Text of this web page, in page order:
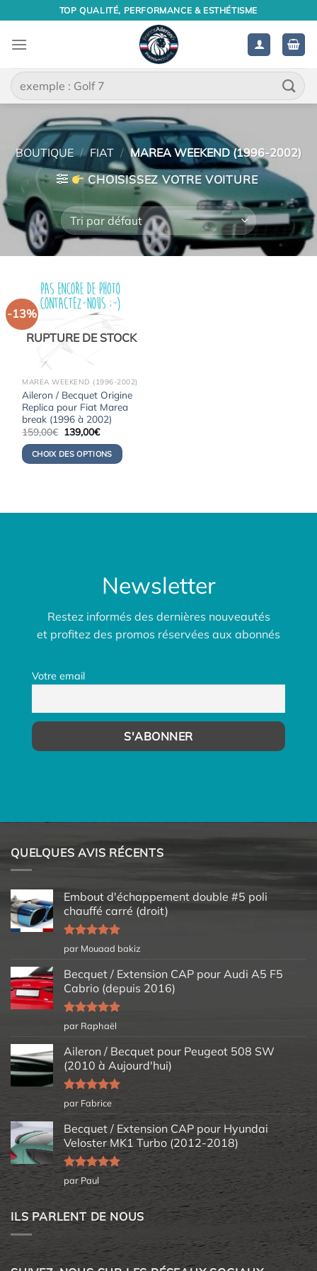
contenu
TOP QUALITÉ, PERFORMANCE & ESTHÉTISME
Recherche
pour :
BOUTIQUE / FIAT / MAREA WEEKEND (1996-2002)
CHOISISSEZ VOTRE VOITURE
-13%
RUPTURE DE STOCK
MAREA WEEKEND (1996-2002)
Aileron / Becquet Origine
Replica pour Fiat Marea
break (1996 à 2002)
159,00€ Le
initial
était :
159,00€.
139,00€Le
actuel
est :
139,00€.
CHOIX DES OPTIONS
Newsletter
Restez informés des dernières nouveautés
et profitez des promos réservées aux abonnés
Votre email
QUELQUES AVIS RÉCENTS
Embout d'échappement double #5 poli
chauffé carré (droit)
Note5sur
5
par Mouaad bakiz
Becquet / Extension CAP pour Audi A5 F5
Cabrio (depuis 2016)
Note5sur
5
par Raphaël
Aileron / Becquet pour Peugeot 508 SW
(2010 à Aujourd'hui)
Note5sur
5
par Fabrice
Becquet / Extension CAP pour Hyundai
Veloster MK1 Turbo (2012-2018)
Note5sur
5
par Paul
ILS PARLENT DE NOUS